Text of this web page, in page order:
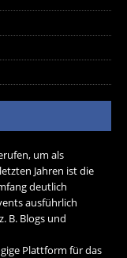
um als
Jahren ist die
deutlich
ausführlich
B. Blogs und
Plattform für das